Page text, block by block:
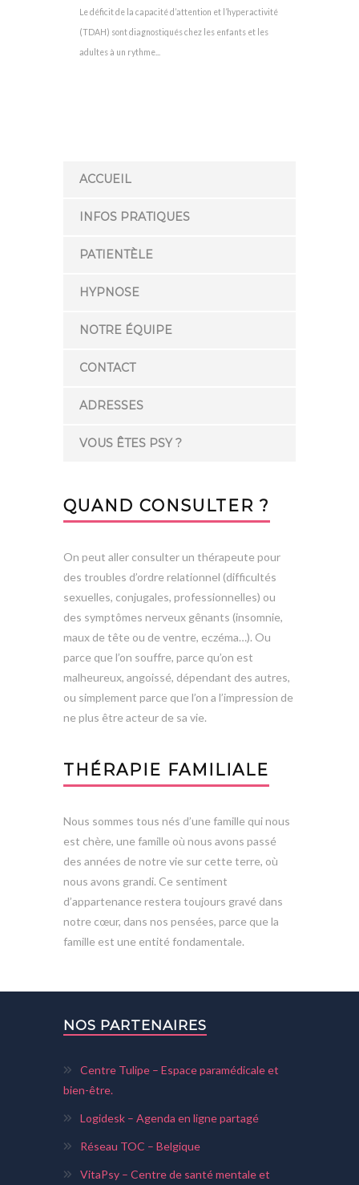
Le déficit de la capacité d’attention et l’hyperactivité
(TDAH) sont diagnostiqués chez les enfants et les
adultes à un rythme...
ACCUEIL
INFOS PRATIQUES
PATIENTÈLE
HYPNOSE
NOTRE ÉQUIPE
CONTACT
ADRESSES
VOUS ÊTES PSY ?
QUAND CONSULTER ?
On peut aller consulter un thérapeute pour
des troubles d’ordre relationnel (difficultés
sexuelles, conjugales, professionnelles) ou
des symptômes nerveux gênants (insomnie,
maux de tête ou de ventre, eczéma…). Ou
parce que l’on souffre, parce qu’on est
malheureux, angoissé, dépendant des autres,
ou simplement parce que l’on a l’impression de
ne plus être acteur de sa vie.
THÉRAPIE FAMILIALE
Nous sommes tous nés d’une famille qui nous
est chère, une famille où nous avons passé
des années de notre vie sur cette terre, où
nous avons grandi. Ce sentiment
d’appartenance restera toujours gravé dans
notre cœur, dans nos pensées, parce que la
famille est une entité fondamentale.
NOS PARTENAIRES
Centre Tulipe – Espace paramédicale et
bien-être.
Logidesk – Agenda en ligne partagé
Réseau TOC – Belgique
VitaPsy – Centre de santé mentale et